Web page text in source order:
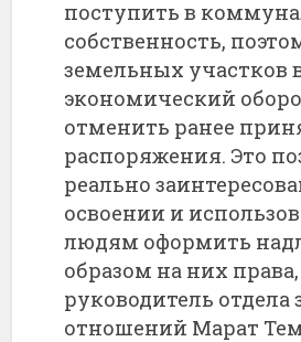
поступить в
собственность,
земельных участков
экономический
отменить ранее
распоряжения. Это
реально
освоении и
людям оформить
образом на них права,
руководитель
отношений Марат